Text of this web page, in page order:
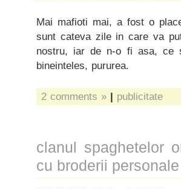
Mai mafioti mai, a fost o
sunt cateva zile in care va
nostru, iar de n-o fi asa, ce
bineinteles, pururea.
2 comments » | publicitate
clanul spaghetelor
cu broderii